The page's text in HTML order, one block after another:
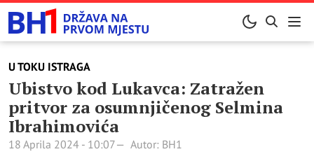
U TOKU ISTRAGA
Ubistvo kod Lukavca: Zatražen
pritvor za osumnjičenog Selmina
Ibrahimovića
18 Aprila 2024 - 10:07 Autor: BH1